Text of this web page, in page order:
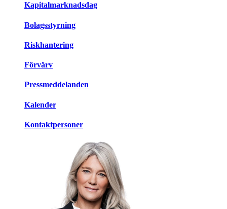
Kapitalmarknadsdag
Bolagsstyrning
Riskhantering
Förvärv
Pressmeddelanden
Kalender
Kontaktpersoner